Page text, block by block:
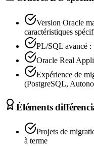
Version Oracle
caractéristiques
PL/SQL avancé :
Oracle Real
Expérience de
(PostgreSQL,
Éléments
Projets de
à terme